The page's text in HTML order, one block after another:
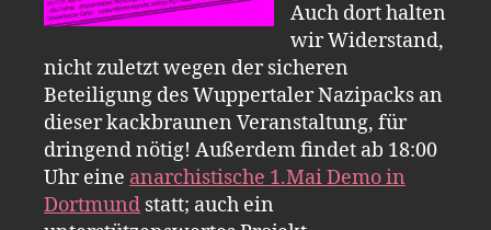
Auch dort halten
wir Widerstand,
nicht zuletzt wegen der sicheren
Beteiligung des Wuppertaler Nazipacks an
dieser kackbraunen Veranstaltung, für
dringend nötig! Außerdem findet ab 18:00
Uhr eine anarchistische 1.Mai Demo in
Dortmund statt; auch ein